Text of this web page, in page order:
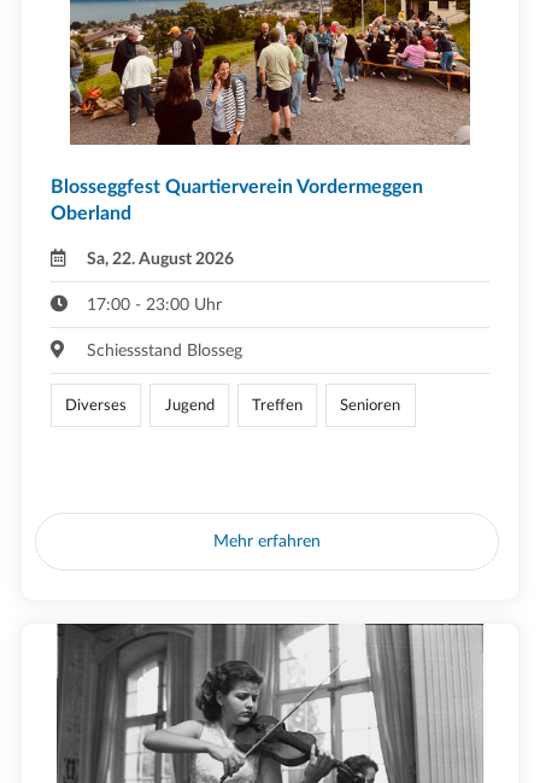
Blosseggfest Quartierverein Vordermeggen
Oberland
Sa, 22. August 2026
17:00 - 23:00 Uhr
Schiessstand Blosseg
Diverses Jugend Treffen Senioren
Mehr erfahren